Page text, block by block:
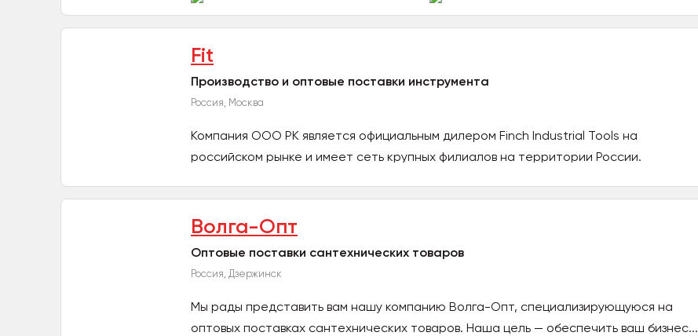
Fit
Производство и оптовые поставки инструмента
Россия, Москва
Компания ООО РК является официальным дилером Finch Industrial Tools на
российском рынке и имеет сеть крупных филиалов на территории России.
Волга-Опт
Оптовые поставки сантехнических товаров
Россия, Дзержинск
Мы рады представить вам нашу компанию Волга-Опт, специализирующуюся на
оптовых поставках сантехнических товаров. Наша цель — обеспечить ваш бизнес...